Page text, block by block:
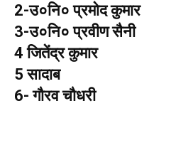
2-उ०नि० प्रमोद कुमार
3-उ०नि० प्रवीण सैनी
4 जितेंद्र कुमार
5 सादाब
6- गौरव चौधरी